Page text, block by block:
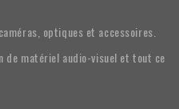
optiques et accessoires.
de matériel audio-visuel et tout ce